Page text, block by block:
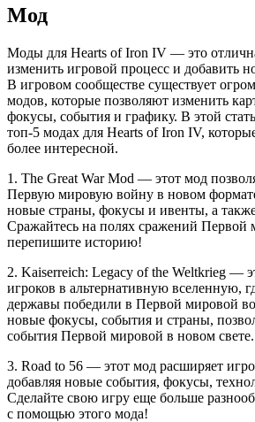
Мод
Моды для Hearts of Iron IV — это
изменить игровой процесс и добавить
В игровом сообществе существует
модов, которые позволяют изменить
фокусы, события и графику. В этой
топ-5 модах для Hearts of Iron IV,
более интересной.
1. The Great War Mod — этот мод
Первую мировую войну в новом
новые страны, фокусы и ивенты, а
Сражайтесь на полях сражений
перепишите историю!
2. Kaiserreich: Legacy of the Weltkrieg —
игроков в альтернативную вселенную,
державы победили в Первой мировой
новые фокусы, события и страны,
события Первой мировой в новом свете.
3. Road to 56 — этот мод расширяет
добавляя новые события, фокусы,
Сделайте свою игру еще больше
с помощью этого мода!